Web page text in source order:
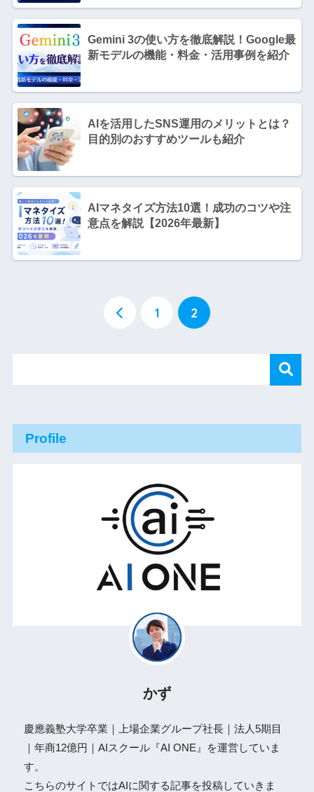
Gemini 3の使い方を徹底解説！Google最
新モデルの機能・料金・活用事例を紹介
AIを活用したSNS運用のメリットとは？
目的別のおすすめツールも紹介
AIマネタイズ方法10選！成功のコツや注
意点を解説【2026年最新】
1 2
Profile
かず
慶應義塾大学卒業｜上場企業グループ社長｜法人5期目
｜年商12億円｜AIスクール『AI ONE』を運営していま
す。
こちらのサイトではAIに関する記事を投稿していきま